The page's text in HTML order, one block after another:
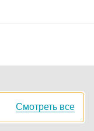
Смотреть все